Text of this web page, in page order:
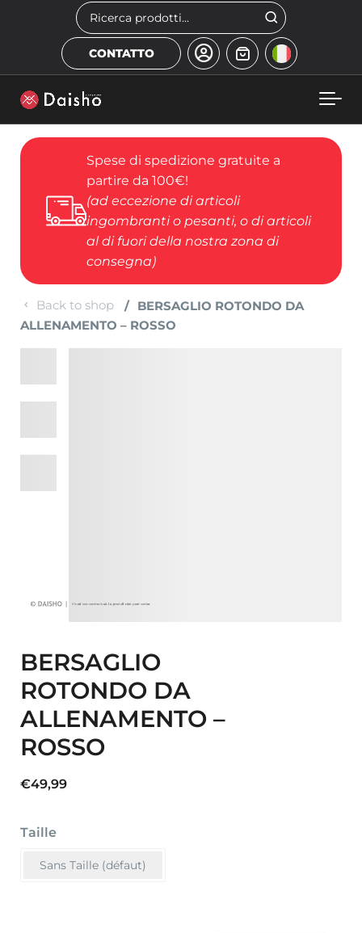
Skip to main content Cerca
CONTATTO
Spese di spedizione gratuite a
partire da 100€!
(ad eccezione di articoli
ingombranti o pesanti, o di articoli
al di fuori della nostra zona di
consegna)
Back to shop
BERSAGLIO ROTONDO DA
ALLENAMENTO – ROSSO
BERSAGLIO
ROTONDO DA
ALLENAMENTO –
ROSSO
€49,99
Taille
Sans Taille (défaut)